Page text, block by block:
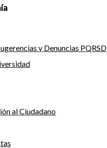
y Denuncias PQRSD
al Ciudadano